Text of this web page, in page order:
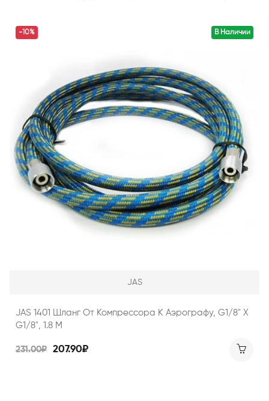
В Наличии
-10%
JAS
JAS 1401 Шланг От Компрессора К Аэрографу, G1/8" Х
G1/8", 1.8 М
231.00₽ 207.90₽